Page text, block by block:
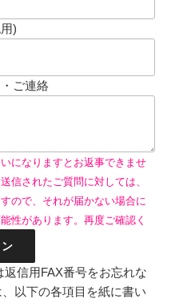
)
ご連絡
になりますとお返事できませ
信されたご質問に対しては、
ので、それが届かない場合に
性があります。再度ご確認く
信用FAX番号をお忘れな
以下の各項目を紙に書い